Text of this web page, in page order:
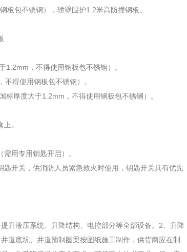
板包不锈钢），轿壁围护1.2米高防撞钢板。
1.2mm，不得使用钢板包不锈钢）。
不得使用钢板包不锈钢）。
厚度大于1.2mm，不得使用钢板包不锈钢）。
。
用专用钥匙开启）。
开关，供消防人员紧急救火时使用，钥匙开关具有优先
升液压系统、升降结构、电控部分等全部设备。2、升降
道底坑、井道预制圈梁按图纸施工制作，供货商应在制